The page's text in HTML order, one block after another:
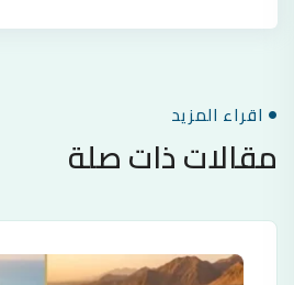
اقراء المزيد
مقالات ذات صلة